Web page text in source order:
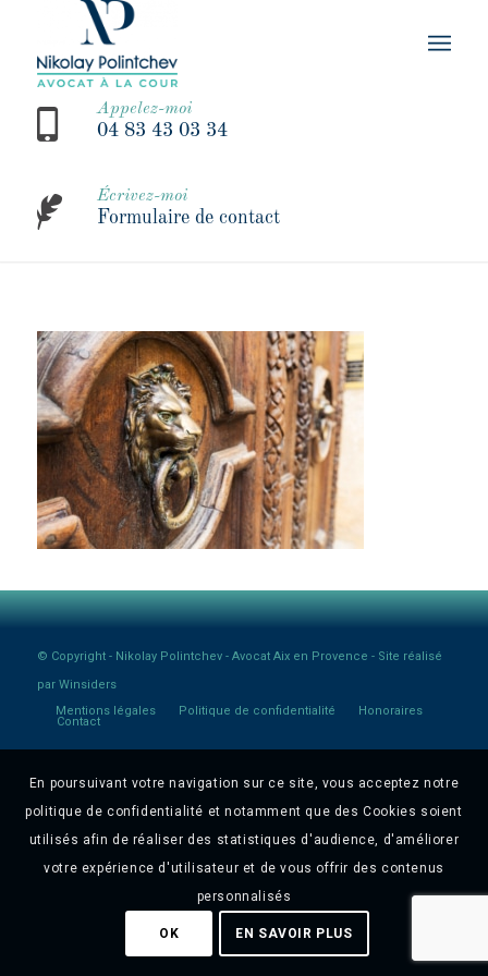
Appelez-moi
04 83 43 03 34
Écrivez-moi
Formulaire de contact
© Copyright - Nikolay Polintchev - Avocat Aix en Provence - Site réalisé
par Winsiders
Mentions légales
Politique de confidentialité Honoraires
Contact
En poursuivant votre navigation sur ce site, vous acceptez notre
politique de confidentialité et notamment que des Cookies soient
utilisés afin de réaliser des statistiques d'audience, d'améliorer
votre expérience d'utilisateur et de vous offrir des contenus
personnalisés
OK EN SAVOIR PLUS